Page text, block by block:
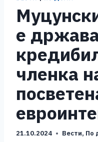
е
членка
21.10.2024 Вести, По